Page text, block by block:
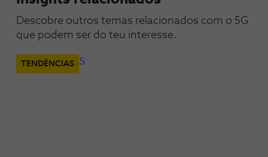
Descobre outros temas relacionados com o 5G
que podem ser do teu interesse.
TENDÊNCIAS